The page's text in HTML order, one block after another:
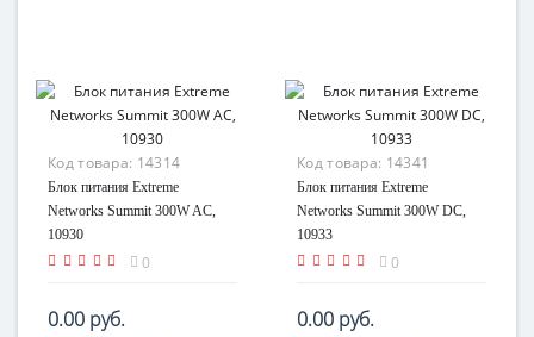
Код товара: 14314
Блок питания Extreme
Networks Summit 300W AC,
10930
0
0.00 руб.
Код товара: 14341
Блок питания Extreme
Networks Summit 300W DC,
10933
0
0.00 руб.